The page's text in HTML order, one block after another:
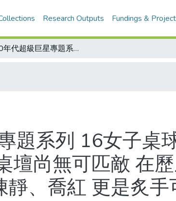
Research Outputs Fundings &
1980年代超級巨星專題系列 16女子桌球 連霸8年一支獨秀 大陸女桌的表現 世界桌壇尚無可匹敵 在歷屆的娘子軍中 曹燕華、何智麗、焦志敏、陳靜、喬紅 更是炙手可熱的人物
題系列 16女子桌
壇尚無可匹敵 在歷
、喬紅 更是炙手